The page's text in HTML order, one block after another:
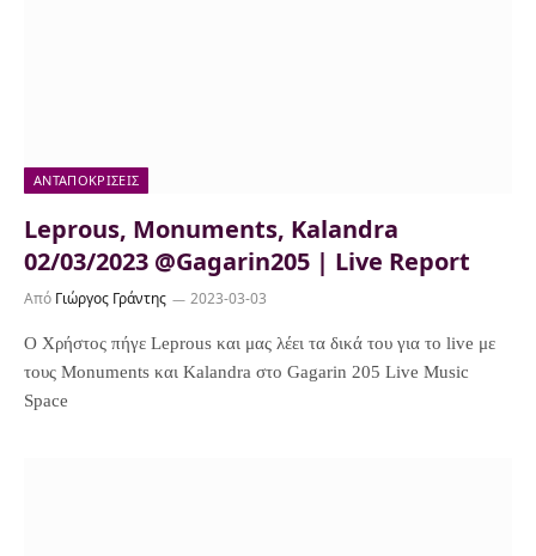
ΑΝΤΑΠΟΚΡΊΣΕΙΣ
Leprous, Monuments, Kalandra
02/03/2023 @Gagarin205 | Live Report
Από Γιώργος Γράντης 2023-03-03
Ο Χρήστος πήγε Leprous και μας λέει τα δικά του για το live με
τους Monuments και Kalandra στο Gagarin 205 Live Music
Space